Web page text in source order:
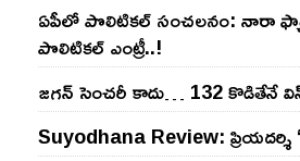
ఏపీలో పొలిటిక‌ల్ సంచ‌ల‌నం: నారా
పొలిటికల్ ఎంట్రీ..!
జ‌గ‌న్ సెంచ‌రీ కాదు… 132 కొడితేనే
Suyodhana Review: ప్రియదర్శి